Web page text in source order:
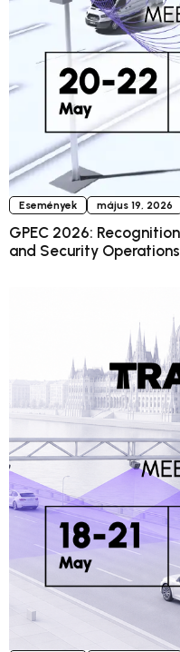
Események május 19, 2026
GPEC 2026:
and Security Operations